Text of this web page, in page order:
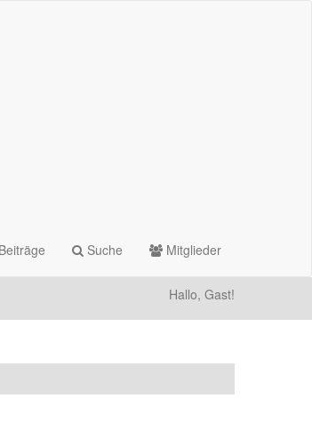
Suche Mitglieder
Hallo, Gast!